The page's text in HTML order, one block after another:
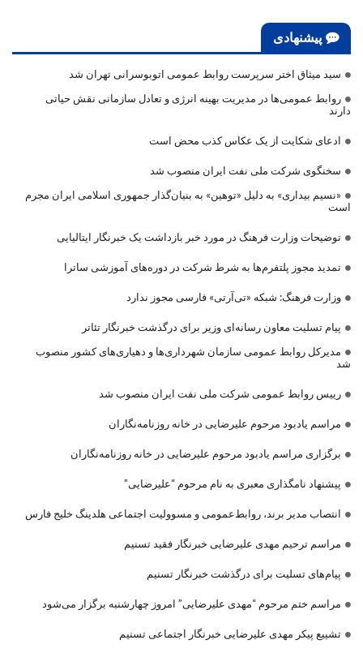
پیشنهادی
سید میثاق اختر سرپرست روابط عمومی اتوبوسرانی تهران شد
روابط عمومی‌ها در مدیریت بهینه انرژی و تعادل سازمانی نقش حیاتی
دارند
ادعای شکایت از یک عکاس کذب محض است
سخنگوی شرکت ملی نفت ایران منصوب شد
«نسیم بیداری» به دلیل «توهین» به بنیان‌گذار جمهوری اسلامی ایران مجرم
است
توضیحات وزارت فرهنگ در مورد خبر بازداشت یک خبرنگار ایتالیایی
تمدید مجوز پلتفرم‌ها به شرط شرکت در دوره‌های آموزشی ساترا
وزارت فرهنگ: شبکه «تی‌آرتی» فارسی مجوز ندارد
پیام تسلیت معاون رسانه‌ای وزیر برای درگذشت خبرنگار تئاتر
مدیرکل روابط عمومی سازمان شهرداری‌ها و دهیاری‌های کشور منصوب
شد
رییس روابط عمومی شرکت ملی نفت ایران منصوب شد
مراسم یادبود مرحوم علیرضایی در خانه روزنامه‌نگاران
برگزاری مراسم یادبود مرحوم علیرضایی در خانه روزنامه‌نگاران
پیشنهاد نامگذاری معبری به نام مرحوم “علیرضایی”
انتصاب مدیر برند، روابط‌عمومی و مسوولیت اجتماعی هلدینگ خلیج فارس
مراسم ترحیم مهدی علیرضایی خبرنگار فقید تسنیم
پیام‌های تسلیت برای درگذشت خبرنگار تسنیم
مراسم ختم مرحوم “مهدی علیرضایی” امروز چهارشنبه برگزار می‌شود
تشییع پیکر مهدی علیرضایی خبرنگار اجتماعی تسنیم